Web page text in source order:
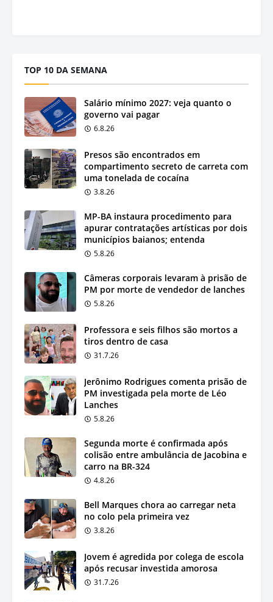
TOP 10 DA SEMANA
Salário mínimo 2027: veja quanto o
governo vai pagar
6.8.26
Presos são encontrados em
compartimento secreto de carreta com
uma tonelada de cocaína
3.8.26
MP-BA instaura procedimento para
apurar contratações artísticas por dois
municípios baianos; entenda
5.8.26
Câmeras corporais levaram à prisão de
PM por morte de vendedor de lanches
5.8.26
Professora e seis filhos são mortos a
tiros dentro de casa
31.7.26
Jerônimo Rodrigues comenta prisão de
PM investigada pela morte de Léo
Lanches
5.8.26
Segunda morte é confirmada após
colisão entre ambulância de Jacobina e
carro na BR-324
4.8.26
Bell Marques chora ao carregar neta
no colo pela primeira vez
3.8.26
Jovem é agredida por colega de escola
após recusar investida amorosa
31.7.26